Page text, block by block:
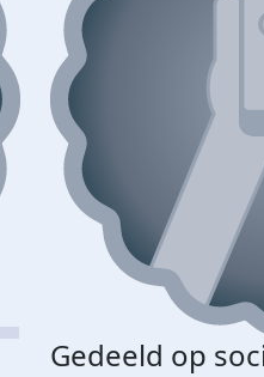
Gedeeld op